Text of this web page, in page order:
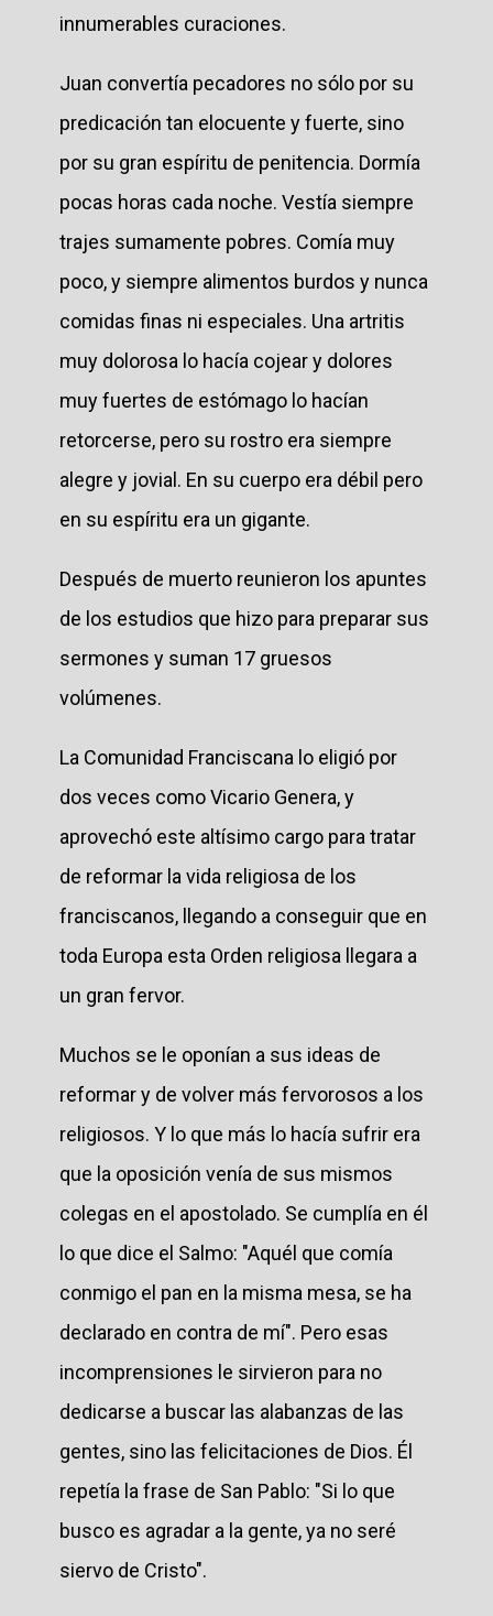
innumerables curaciones.
Juan convertía pecadores no sólo por su
predicación tan elocuente y fuerte, sino
por su gran espíritu de penitencia. Dormía
pocas horas cada noche. Vestía siempre
trajes sumamente pobres. Comía muy
poco, y siempre alimentos burdos y nunca
comidas finas ni especiales. Una artritis
muy dolorosa lo hacía cojear y dolores
muy fuertes de estómago lo hacían
retorcerse, pero su rostro era siempre
alegre y jovial. En su cuerpo era débil pero
en su espíritu era un gigante.
Después de muerto reunieron los apuntes
de los estudios que hizo para preparar sus
sermones y suman 17 gruesos
volúmenes.
La Comunidad Franciscana lo eligió por
dos veces como Vicario Genera, y
aprovechó este altísimo cargo para tratar
de reformar la vida religiosa de los
franciscanos, llegando a conseguir que en
toda Europa esta Orden religiosa llegara a
un gran fervor.
Muchos se le oponían a sus ideas de
reformar y de volver más fervorosos a los
religiosos. Y lo que más lo hacía sufrir era
que la oposición venía de sus mismos
colegas en el apostolado. Se cumplía en él
lo que dice el Salmo: "Aquél que comía
conmigo el pan en la misma mesa, se ha
declarado en contra de mí". Pero esas
incomprensiones le sirvieron para no
dedicarse a buscar las alabanzas de las
gentes, sino las felicitaciones de Dios. Él
repetía la frase de San Pablo: "Si lo que
busco es agradar a la gente, ya no seré
siervo de Cristo".